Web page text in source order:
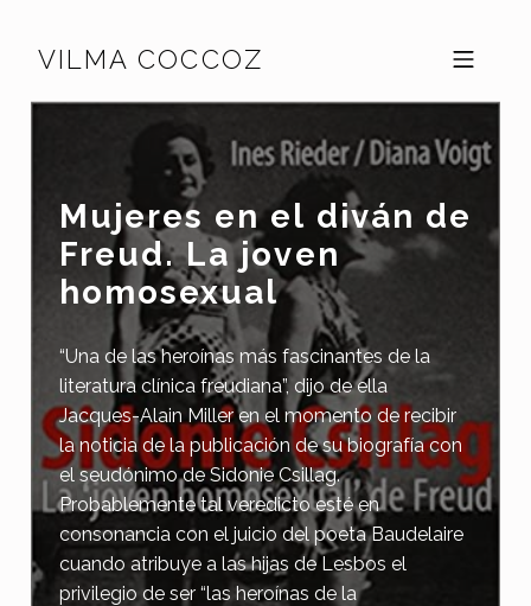
VILMA COCCOZ
MOBILE MENU
Mujeres en el diván de
Freud. La joven
homosexual
“Una de las heroínas más fascinantes de la
literatura clínica freudiana”, dijo de ella
Jacques-Alain Miller en el momento de recibir
la noticia de la publicación de su biografía con
el seudónimo de Sidonie Csillag.
Probablemente tal veredicto esté en
consonancia con el juicio del poeta Baudelaire
cuando atribuye a las hijas de Lesbos el
privilegio de ser “las heroínas de la